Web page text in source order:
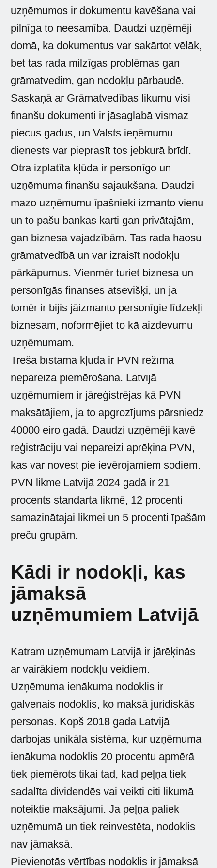
uzņēmumos ir dokumentu kavēšana vai
pilnīga to neesamība. Daudzi uzņēmēji
domā, ka dokumentus var sakārtot vēlāk,
bet tas rada milzīgas problēmas gan
grāmatvedim, gan nodokļu pārbaudē.
Saskaņā ar Grāmatvedības likumu visi
finanšu dokumenti ir jāsaglabā vismaz
piecus gadus, un Valsts ieņēmumu
dienests var pieprasīt tos jebkurā brīdī.
Otra izplatīta kļūda ir personīgo un
uzņēmuma finanšu sajaukšana. Daudzi
mazo uzņēmumu īpašnieki izmanto vienu
un to pašu bankas karti gan privātajām,
gan biznesa vajadzībām. Tas rada haosu
grāmatvedībā un var izraisīt nodokļu
pārkāpumus. Vienmēr turiet biznesa un
personīgās finanses atsevišķi, un ja
tomēr ir bijis jāizmanto personīgie līdzekļi
biznesam, noformējiet to kā aizdevumu
uzņēmumam.
Trešā bīstamā kļūda ir PVN režīma
nepareiza piemērošana. Latvijā
uzņēmumiem ir jāreģistrējas kā PVN
maksātājiem, ja to apgrozījums pārsniedz
40000 eiro gadā. Daudzi uzņēmēji kavē
reģistrāciju vai nepareizi aprēķina PVN,
kas var novest pie ievērojamiem sodiem.
PVN likme Latvijā 2024 gadā ir 21
procents standarta likmē, 12 procenti
samazinātajai likmei un 5 procenti īpašām
preču grupām.
Kādi ir nodokļi, kas
jāmaksā
uzņēmumiem Latvijā
Katram uzņēmumam Latvijā ir jārēķinās
ar vairākiem nodokļu veidiem.
Uzņēmuma ienākuma nodoklis ir
galvenais nodoklis, ko maksā juridiskās
personas. Kopš 2018 gada Latvijā
darbojas unikāla sistēma, kur uzņēmuma
ienākuma nodoklis 20 procentu apmērā
tiek piemērots tikai tad, kad peļņa tiek
sadalīta dividendēs vai veikti citi likumā
noteiktie maksājumi. Ja peļņa paliek
uzņēmumā un tiek reinvestēta, nodoklis
nav jāmaksā.
Pievienotās vērtības nodoklis ir jāmaksā